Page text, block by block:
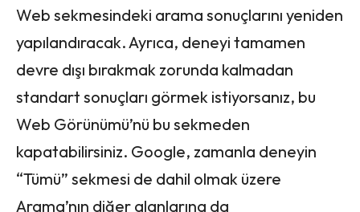
Web sekmesindeki arama sonuçlarını yeniden
yapılandıracak. Ayrıca, deneyi tamamen
devre dışı bırakmak zorunda kalmadan
standart sonuçları görmek istiyorsanız, bu
Web Görünümü’nü bu sekmeden
kapatabilirsiniz. Google, zamanla deneyin
“Tümü” sekmesi de dahil olmak üzere
Arama’nın diğer alanlarına da